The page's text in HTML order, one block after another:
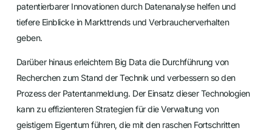
patentierbarer Innovationen durch Datenanalyse helfen und
tiefere Einblicke in Markttrends und Verbraucherverhalten
geben.
Darüber hinaus erleichtern Big Data die Durchführung von
Recherchen zum Stand der Technik und verbessern so den
Prozess der Patentanmeldung. Der Einsatz dieser Technologien
kann zu effizienteren Strategien für die Verwaltung von
geistigem Eigentum führen, die mit den raschen Fortschritten